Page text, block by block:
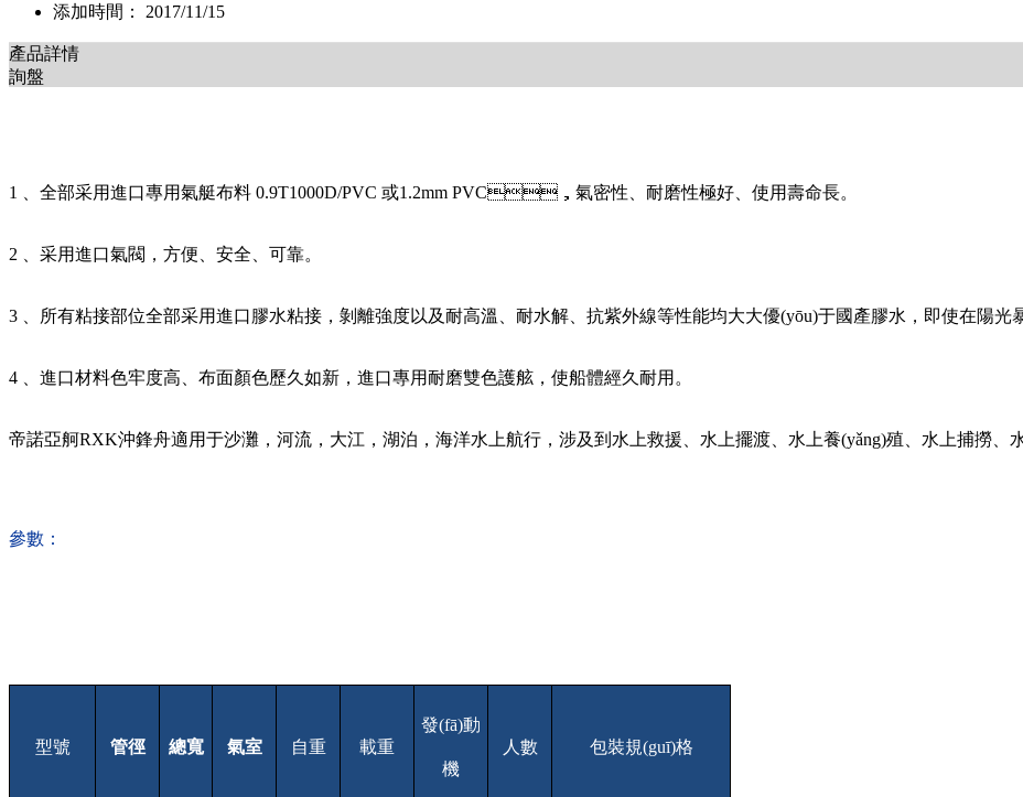
添加時間： 2017/11/15
產品詳情
詢盤
1 、全部采用進口專用氣艇布料 0.9T1000D/PVC 或1.2mm PVC，氣密性、耐磨性極好、使用壽命長。
2 、采用進口氣閥，方便、安全、可靠。
3 、所有粘接部位全部采用進口膠水粘接，剝離強度以及耐高溫、耐水解、抗紫外線等性能均大大優(yōu)于國產膠水，即使在陽光暴
4 、進口材料色牢度高、布面顏色歷久如新，進口專用耐磨雙色護舷，使船體經久耐用。
帝諾亞舸RXK沖鋒舟適用于沙灘，河流，大江，湖泊，海洋水上航行，涉及到水上救援、水上擺渡、水上養(yǎng)殖、水上捕撈
參數：
型號 管徑 總寬 氣室 自重 載重
發(fā)動
機
人數 包裝規(guī)格